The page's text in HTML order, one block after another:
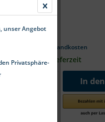
€ *
zzgl. Versandkosten
1-4 Werktage Lieferzeit
In den
unser Angebot
Privatsphäre-